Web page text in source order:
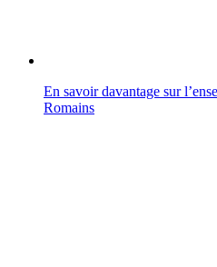
En savoir davantage sur
Romains